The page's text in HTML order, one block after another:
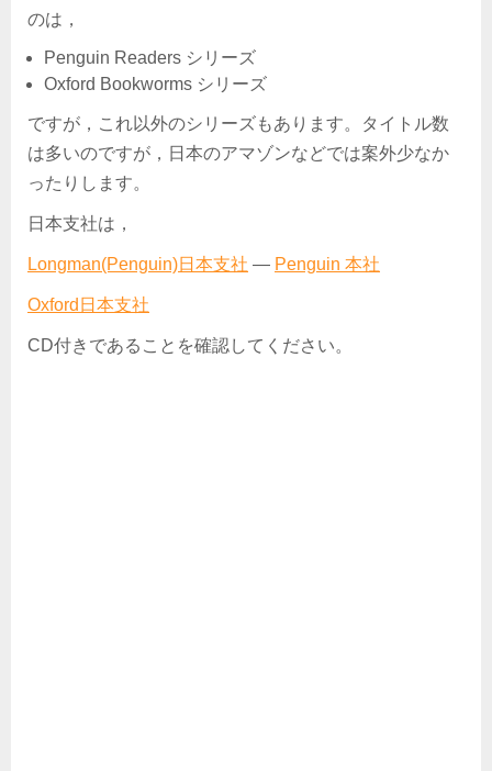
のは，
Penguin Readers シリーズ
Oxford Bookworms シリーズ
ですが，これ以外のシリーズもあります。タイトル数
は多いのですが，日本のアマゾンなどでは案外少なか
ったりします。
日本支社は，
Longman(Penguin)日本支社 ― Penguin 本社
Oxford日本支社
CD付きであることを確認してください。